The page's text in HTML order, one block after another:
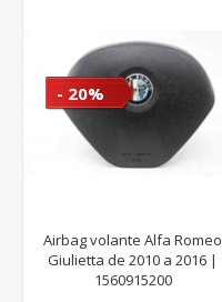
- 20%
Airbag volante Alfa Romeo
Giulietta de 2010 a 2016 |
1560915200